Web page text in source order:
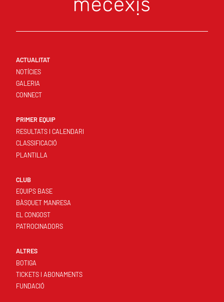
ACTUALITAT
NOTÍCIES
GALERIA
CONNECT
PRIMER EQUIP
RESULTATS I CALENDARI
CLASSIFICACIÓ
PLANTILLA
CLUB
EQUIPS BASE
BÀSQUET MANRESA
EL CONGOST
PATROCINADORS
ALTRES
BOTIGA
TICKETS I ABONAMENTS
FUNDACIÓ